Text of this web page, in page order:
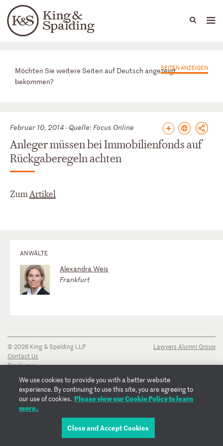
Languages
People Capabilities
News & Insights
Möchten Sie weitere Seiten auf Deutsch angezeigt
bekommen?
SEITEN ANZEIGEN
Februar 10, 2014 - Quelle: Focus Online
Anleger müssen bei Immobilienfonds auf
Rückgaberegeln achten
ZumArtikel
ANWÄLTE
Alexandra Weis
Frankfurt
© 2026 King & Spalding LLP
Contact Us
Disclaimer
Transparency Disclosure
Cookie Policy
Copyright Notice
Regulatory Notices
Lawyers Alumni Group
We use cookies to provide you with a better website
experience. By continuing to use this site, you are agreeing to
our use of cookies. Please view our Cookie Policy to learn
more.
Close and Accept Cookies